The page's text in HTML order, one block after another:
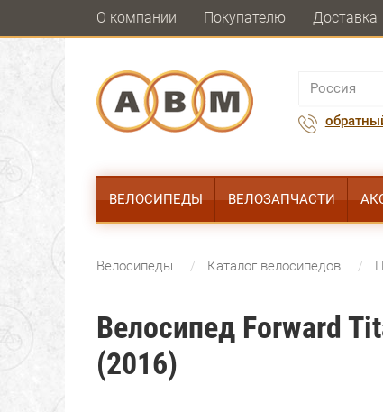
О компании Покупателю Доставка
ВЕЛОСИПЕДЫ ВЕЛОЗАПЧАСТИ
Велосипеды Каталог велосипедов
Велосипед Forward
(2016)